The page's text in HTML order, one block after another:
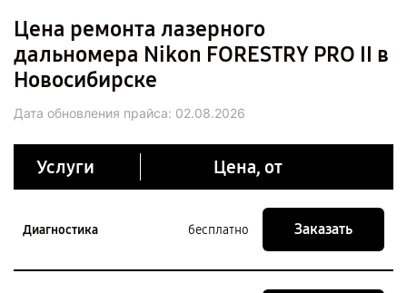
Цена ремонта лазерного
дальномера Nikon FORESTRY PRO II в
Новосибирске
Дата обновления прайса: 02.08.2026
Услуги Цена, от
Диагностика бесплатно Заказать